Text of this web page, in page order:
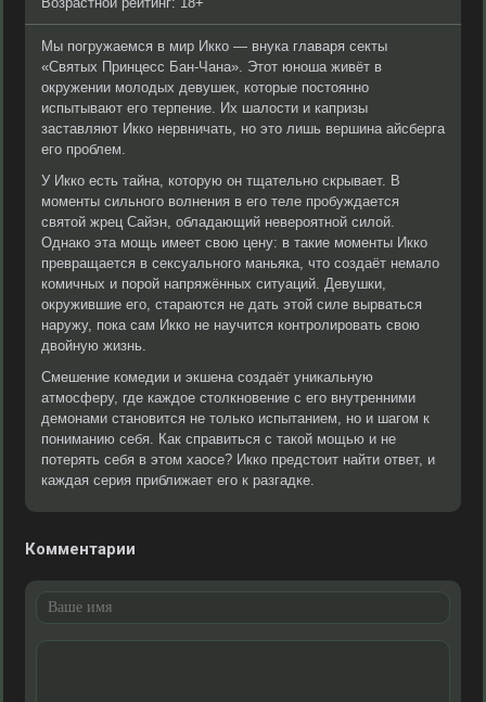
Мы погружаемся в мир Икко — внука главаря секты
«Святых Принцесс Бан-Чана». Этот юноша живёт в
окружении молодых девушек, которые постоянно
испытывают его терпение. Их шалости и капризы
заставляют Икко нервничать, но это лишь вершина айсберга
его проблем.
У Икко есть тайна, которую он тщательно скрывает. В
моменты сильного волнения в его теле пробуждается
святой жрец Сайэн, обладающий невероятной силой.
Однако эта мощь имеет свою цену: в такие моменты Икко
превращается в сексуального маньяка, что создаёт немало
комичных и порой напряжённых ситуаций. Девушки,
окружившие его, стараются не дать этой силе вырваться
наружу, пока сам Икко не научится контролировать свою
двойную жизнь.
Смешение комедии и экшена создаёт уникальную
атмосферу, где каждое столкновение с его внутренними
демонами становится не только испытанием, но и шагом к
пониманию себя. Как справиться с такой мощью и не
потерять себя в этом хаосе? Икко предстоит найти ответ, и
каждая серия приближает его к разгадке.
Комментарии